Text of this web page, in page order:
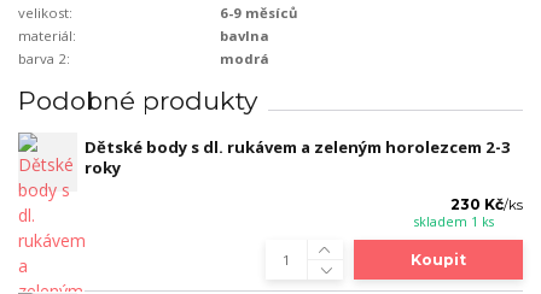
velikost:
6-9 měsíců
materiál:
bavlna
barva 2:
modrá
Podobné produkty
Dětské body s dl. rukávem a zeleným horolezcem 2-3
roky
230 Kč/ks
skladem 1 ks
Koupit